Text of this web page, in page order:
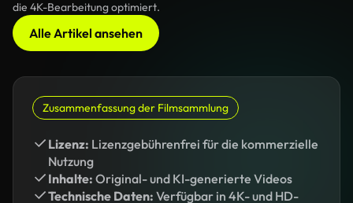
die 4K-Bearbeitung optimiert.
Alle Artikel ansehen
Zusammenfassung der Filmsammlung
Lizenz: Lizenzgebührenfrei für die kommerzielle
Nutzung
Inhalte: Original- und KI-generierte Videos
Technische Daten: Verfügbar in 4K- und HD-